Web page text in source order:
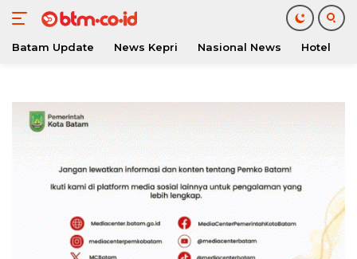
konten
Batam Update News Kepri Nasional News Hotel